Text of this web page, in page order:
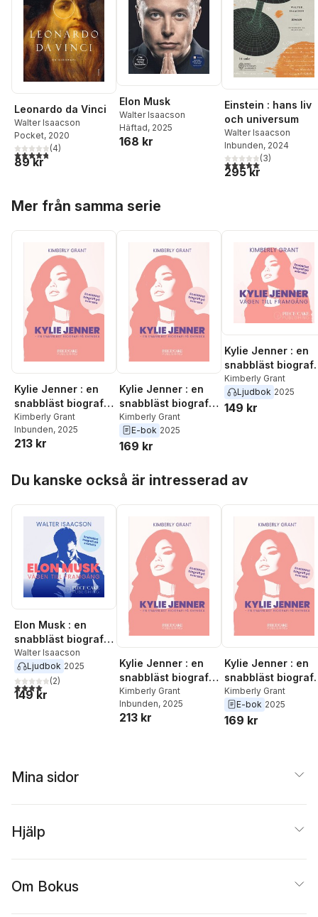
Leonardo da Vinci
Walter Isaacson
Pocket, 2020
4,8utav 5 stjärnor. Totalt antal röster:
(4)
89 kr
Elon Musk
Walter Isaacson
Häftad, 2025
168 kr
Einstein : hans liv
och universum
Walter Isaacson
Inbunden, 2024
5,0utav 5 stjärnor.
(3)
295 kr
Mer från samma serie
Kylie Jenner : en
snabbläst biografi
på svenska
Kimberly Grant
Inbunden, 2025
213 kr
Kylie Jenner : en
snabbläst biografi
på svenska
Kimberly Grant
E-bok 2025
169 kr
Kylie Jenner : en
snabbläst biografi
på svenska
Kimberly Grant
Ljudbok 2025
149 kr
Du kanske också är intresserad av
Elon Musk : en
snabbläst biografi
på svenska
Walter Isaacson
Ljudbok 2025
4,0utav 5 stjärnor. Totalt antal röster:
(2)
149 kr
Kylie Jenner : en
snabbläst biografi
på svenska
Kimberly Grant
Inbunden, 2025
213 kr
Kylie Jenner : en
snabbläst biografi
på svenska
Kimberly Grant
E-bok 2025
169 kr
Mina sidor
Hjälp
Om Bokus